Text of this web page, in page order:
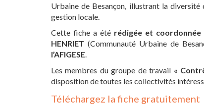
Urbaine de Besançon, illustrant la
gestion locale.
Cette fiche a été rédigée et coordonnée
HENRIET (Communauté Urbaine de
l’AFIGESE
Les membres du groupe de travail «
disposition de toutes les collectivités
Téléchargez la fiche gratuitement